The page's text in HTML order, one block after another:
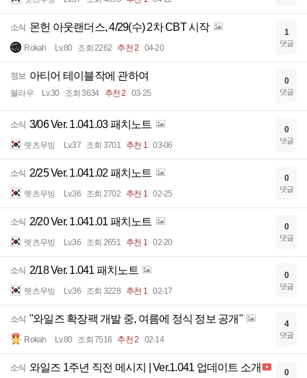
소식 몬헌 아웃랜더스, 4/29(수) 2차 CBT 시작
Rokah Lv.80 조회 2262 추천 2 04-20
1
댓글
정보 아티어 테이블작에 관하여
블라우 Lv.30 조회 3634 추천 2 03-25
0
댓글
소식 3/06 Ver. 1.041.03 패치노트
렛츠무빙 Lv.37 조회 3701 추천 1 03-06
0
댓글
소식 2/25 Ver. 1.041.02 패치노트
렛츠무빙 Lv.36 조회 2702 추천 1 02-25
0
댓글
소식 2/20 Ver. 1.041.01 패치노트
렛츠무빙 Lv.36 조회 2651 추천 1 02-20
0
댓글
소식 2/18 Ver. 1.041 패치노트
렛츠무빙 Lv.36 조회 3228 추천 1 02-17
0
댓글
소식 "와일즈 확장팩 개발 중, 여름에 정식 정보 공개"
Rokah Lv.80 조회 7516 추천 2 02-14
4
댓글
소식 와일즈 1주년 직전 메시지 | Ver.1.041 업데이트 소개 0